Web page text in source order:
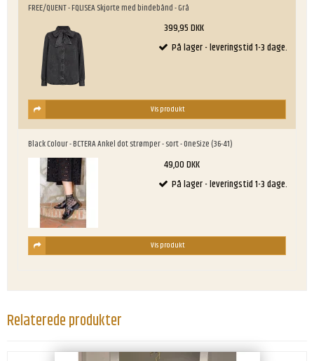
FREE/QUENT - FQLISEA Skjorte med bindebånd - Grå
399,95 DKK
På lager - leveringstid 1-3 dage.
Vis produkt
Black Colour - BCTERA Ankel dot strømper - sort - OneSize (36-41)
49,00 DKK
På lager - leveringstid 1-3 dage.
Vis produkt
Relaterede produkter